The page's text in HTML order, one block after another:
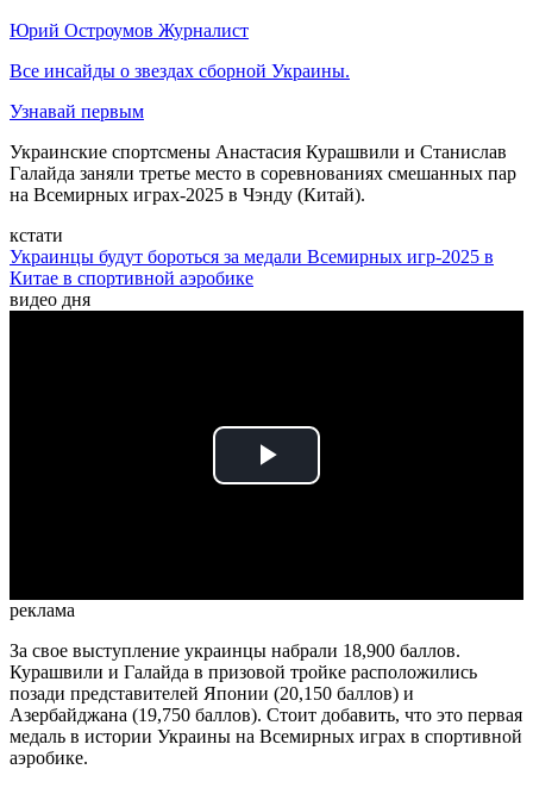
Юрий Остроумов Журналист
Все инсайды о звездах сборной Украины.
Узнавай первым
Украинские спортсмены Анастасия Курашвили и Станислав
Галайда заняли третье место в соревнованиях смешанных пар
на Всемирных играх-2025 в Чэнду (Китай).
кстати
Украинцы будут бороться за медали Всемирных игр-2025 в
Китае в спортивной аэробике
видео дня
Play
реклама
За свое выступление украинцы набрали 18,900 баллов.
Курашвили и Галайда в призовой тройке расположились
позади представителей Японии (20,150 баллов) и
Азербайджана (19,750 баллов). Стоит добавить, что это первая
медаль в истории Украины на Всемирных играх в спортивной
аэробике.